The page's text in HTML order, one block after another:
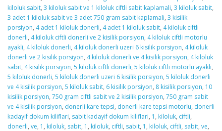
kiloluk sabit, 3 kiloluk sabit ve 1 kiloluk ciftli sabit kaplamali, 3 kiloluk sabit,
3 adet 1 kiloluk sabit ve 3 adet 750 gram sabit kaplamali, 3 kisilik
porsiyon, 4 adet 1 kiloluk donerli, 4 adet 1 kiloluk sabit, 4 kiloluk ciftli
donerli, 4 kiloluk ciftli donerli ve 2 kisilik porsiyon, 4 kiloluk ciftli motorlu
ayakli, 4 kiloluk donerli, 4 kiloluk donerli uzeri 6 kisilik porsiyon, 4 kiloluk
donerli ve 2 kisilik porsiyon, 4 kiloluk donerli ve 4 kisilik porsiyon, 4 kiloluk
sabit, 4 kisilik porsiyon, 5 kiloluk ciftli donerli, 5 kiloluk ciftli motorlu ayakli,
5 kiloluk donerli, 5 kiloluk donerli uzeri 6 kisilik porsiyon, 5 kiloluk donerli
ve 4 kisilik porsiyon, 5 kiloluk sabit, 6 kisilik porsiyon, 8 kisilik porsiyon, 10
kisilik porsiyon, 750 gram ciftli sabit ve 2 kisilik porsiyon, 750 gram sabit
ve 4 kisilik porsiyon, donerli kare tepsi, donerli kare tepsi motorlu, donerli
kadayif dokum kiliflari, sabit kadayif dokum kiliflari, 1 , kiloluk, ciftli,
donerli, ve, 1 , kiloluk, sabit, 1 , kiloluk, ciftli, sabit, 1 , kiloluk, ciftli, sabit, ve,